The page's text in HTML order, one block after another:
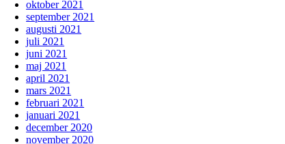
oktober 2021
september 2021
augusti 2021
juli 2021
juni 2021
maj 2021
april 2021
mars 2021
februari 2021
januari 2021
december 2020
november 2020